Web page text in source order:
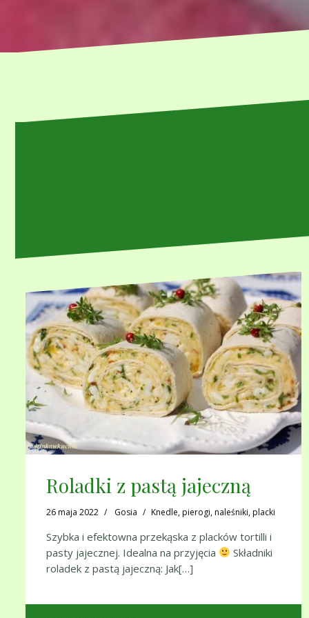
Roladki z pastą jajeczną
26 maja 2022 Gosia Knedle, pierogi, naleśniki, placki
Szybka i efektowna przekąska z placków tortilli i
pasty jajecznej. Idealna na przyjęcia
Składniki
roladek z pastą jajeczną: Jak[…]